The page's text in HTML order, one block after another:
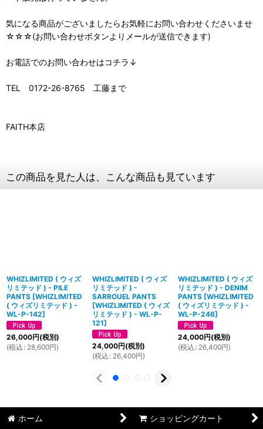
気になる商品がございましたらお気軽にお問い合わせくださいませ
☆☆☆(お問い合わせボタンよりメールが送信できます)
お電話でのお問い合わせはコチラ↓
TEL 0172-26-8765 工藤まで
FAITH本店
この商品を見た人は、こんな商品も見ています
WHIZLIMITED ( ウィズ
リミテッド ) - PILE
PANTS [WHIZLIMITED
( ウィズリミテッド ) -
WL-P-142]
26,000円(税別)
(税込 : 28,600円)
WHIZLIMITED ( ウィズ
リミテッド ) -
SARROUEL PANTS
[WHIZLIMITED ( ウィズ
リミテッド ) - WL-P-
121]
24,000円(税別)
(税込 : 26,400円)
WHIZLIMITED ( ウィズ
リミテッド ) - DENIM
PANTS [WHIZLIMITED
( ウィズリミテッド ) -
WL-P-246]
24,000円(税別)
(税込 : 26,400円)
ホーム ショッピングカート